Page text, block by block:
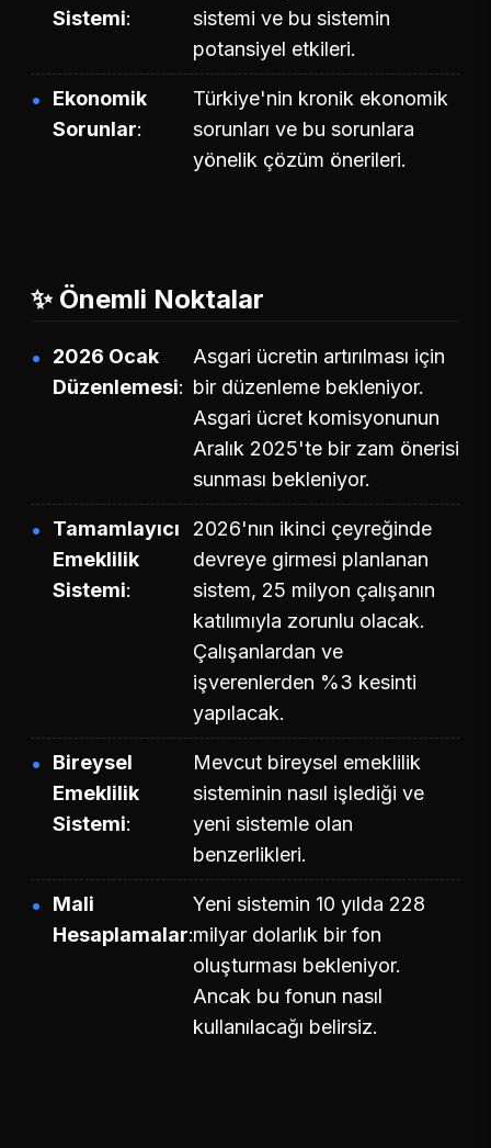
Sistemi
sistemi ve bu sistemin
potansiyel etkileri.
Ekonomik
Sorunlar
Türkiye'nin kronik ekonomik
sorunları ve bu sorunlara
yönelik çözüm önerileri.
✨ Önemli Noktalar
2026 Ocak
Düzenlemesi
Asgari ücretin artırılması için
bir düzenleme bekleniyor.
Asgari ücret komisyonunun
Aralık 2025'te bir zam önerisi
sunması bekleniyor.
Tamamlayıcı
Emeklilik
Sistemi
2026'nın ikinci çeyreğinde
devreye girmesi planlanan
sistem, 25 milyon çalışanın
katılımıyla zorunlu olacak.
Çalışanlardan ve
işverenlerden %3 kesinti
yapılacak.
Bireysel
Emeklilik
Sistemi
Mevcut bireysel emeklilik
sisteminin nasıl işlediği ve
yeni sistemle olan
benzerlikleri.
Mali
Hesaplamalar
Yeni sistemin 10 yılda 228
milyar dolarlık bir fon
oluşturması bekleniyor.
Ancak bu fonun nasıl
kullanılacağı belirsiz.